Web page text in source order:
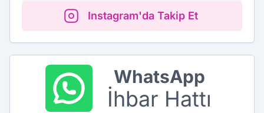
Instagram'da Takip Et
WhatsApp
İhbar Hattı